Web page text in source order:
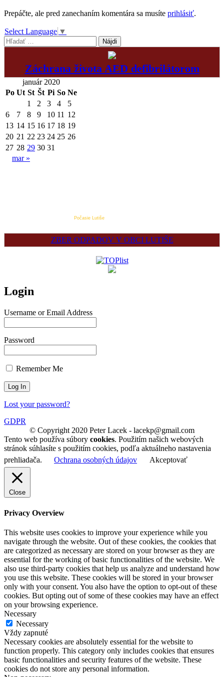
Prepáčte, ale pred zanechaním komentára sa musíte prihlásiť.
Select Language ▼
Hľadať:
Záchrana života AED defibrilátorom
január 2020
Po Ut St Št Pi So Ne
1
2 3 4
5
6
7 8 9 10 11 12
13 14 15 16 17 18 19
20 21 22 23 24 25 26
27 28 29 30 31
mar »
Počasie Lutiše
ZBER ODPADOV V OBCI LUTIŠE
Login
Username or Email Address
Password
Remember Me
Lost your password?
GDPR
© Copyright 2020 Peter Lacek - lacekp@gmail.com
Tento web používa súbory cookies. Použitím našich webových
stránok súhlasíte s použitím cookies, podľa aktuálneho nastavenia
prehliadača.
Ochrana osobných údajov Akceptovať
Close
Privacy Overview
This website uses cookies to improve your experience while you
navigate through the website. Out of these cookies, the cookies that
are categorized as necessary are stored on your browser as they are
essential for the working of basic functionalities of the website. We
also use third-party cookies that help us analyze and understand how
you use this website. These cookies will be stored in your browser
only with your consent. You also have the option to opt-out of these
cookies. But opting out of some of these cookies may have an effect
on your browsing experience.
Necessary
Necessary
Vždy zapnuté
Necessary cookies are absolutely essential for the website to
function properly. This category only includes cookies that ensures
basic functionalities and security features of the website. These
cookies do not store any personal information.